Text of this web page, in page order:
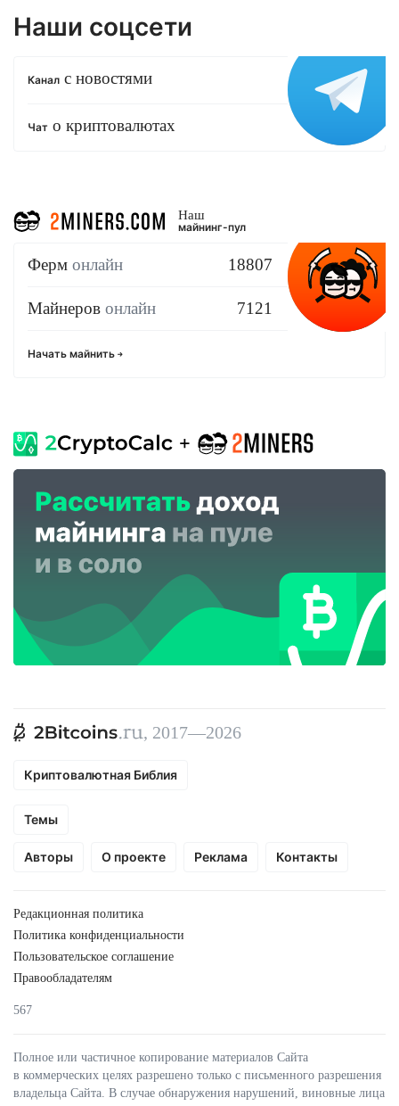
Наши соцсети
Канал с новостями
Чат о криптовалютах
Наш
майнинг-пул
Ферм онлайн 18807
Майнеров онлайн 7121
Начать майнить
, 2017—2026
Криптовалютная Библия
Темы
Авторы О проекте Реклама Контакты
Редакционная политика
Политика конфиденциальности
Пользовательское соглашение
Правообладателям
567
Полное или частичное копирование материалов Сайта
в коммерческих целях разрешено только с письменного разрешения
владельца Сайта. В случае обнаружения нарушений, виновные лица